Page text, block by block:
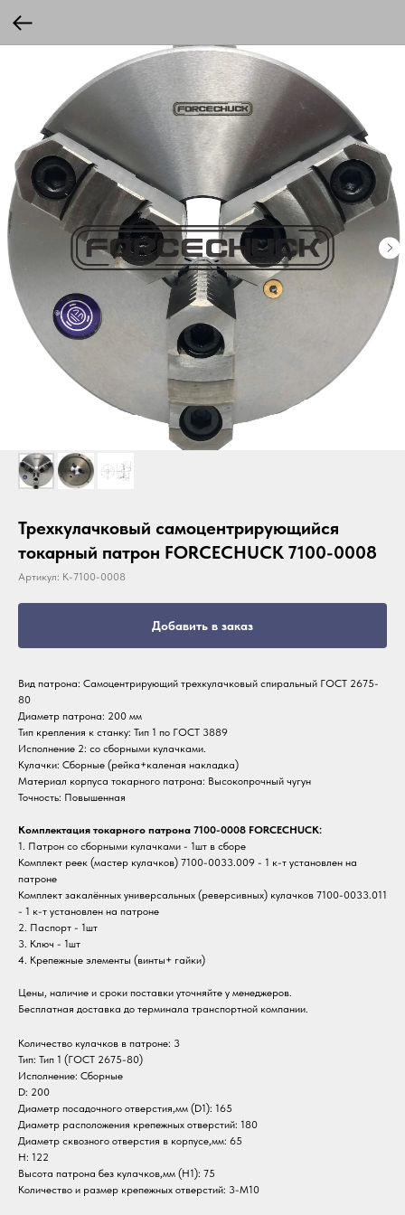
Трехкулачковый самоцентрирующийся
токарный патрон FORCECHUCK 7100-0008
Артикул: К-7100-0008
Добавить в заказ
Вид патрона: Самоцентрирующий трехкулачковый спиральный ГОСТ 2675-
80
Диаметр патрона: 200 мм
Тип крепления к станку: Тип 1 по ГОСТ 3889
Исполнение 2: со сборными кулачками.
Кулачки: Сборные (рейка+каленая накладка)
Материал корпуса токарного патрона: Высокопрочный чугун
Точность: Повышенная
Комплектация токарного патрона 7100-0008 FORCECHUCK:
1. Патрон со сборными кулачками - 1шт в сборе
Комплект реек (мастер кулачков) 7100-0033.009 - 1 к-т установлен на
патроне
Комплект закалённых универсальных (реверсивных) кулачков 7100-0033.011
- 1 к-т установлен на патроне
2. Паспорт - 1шт
3. Ключ - 1шт
4. Крепежные элементы (винты+ гайки)
Цены, наличие и сроки поставки уточняйте у менеджеров.
Бесплатная доставка до терминала транспортной компании.
Количество кулачков в патроне: 3
Тип: Тип 1 (ГОСТ 2675-80)
Исполнение: Сборные
D: 200
Диаметр посадочного отверстия,мм (D1): 165
Диаметр расположения крепежных отверстий: 180
Диаметр сквозного отверстия в корпусе,мм: 65
H: 122
Высота патрона без кулачков,мм (H1): 75
Количество и размер крепежных отверстий: 3-M10